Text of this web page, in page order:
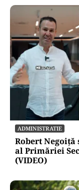
ADMINISTRATIE
Robert
al Primăriei
(VIDEO)